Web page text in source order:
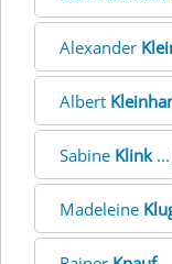
Alexander
Albert
Sabine Klink...
Madeleine